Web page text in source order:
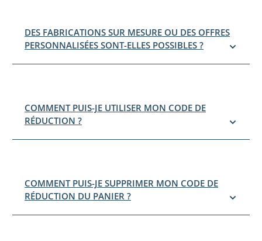
DES FABRICATIONS SUR MESURE OU DES OFFRES
PERSONNALISÉES SONT-ELLES POSSIBLES ?
COMMENT PUIS-JE UTILISER MON CODE DE
RÉDUCTION ?
COMMENT PUIS-JE SUPPRIMER MON CODE DE
RÉDUCTION DU PANIER ?